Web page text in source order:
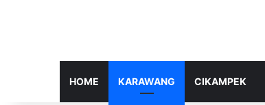
HOME KARAWANG CIKAMPEK